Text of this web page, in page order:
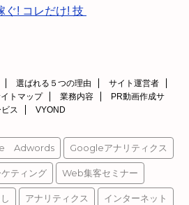
ぐ! コレだけ! 技
選ばれる５つの理由
サイト運営者
トマップ 業務内容
PR動画作成サ
ビス
VYOND
Adwords Googleアナリティクス
ティング Web集客セミナー
アナリティクス インターネット